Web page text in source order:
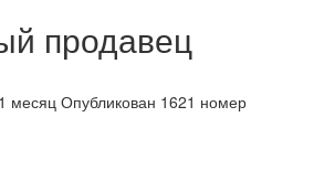
продавец
месяцОпубликован 1621 номер